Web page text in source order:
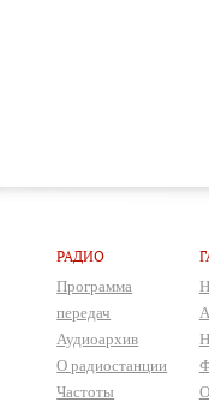
РАДИО
Программа
передач
Аудиоархив
О радиостанции
Частоты